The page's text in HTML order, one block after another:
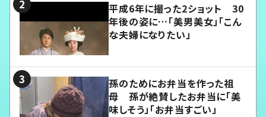
平成6年に撮った2ショット 30
年後の姿に…「美男美女」「こん
な夫婦になりたい」
孫のためにお弁当を作った祖
母 孫が絶賛したお弁当に「美
味しそう」「お弁当すごい」